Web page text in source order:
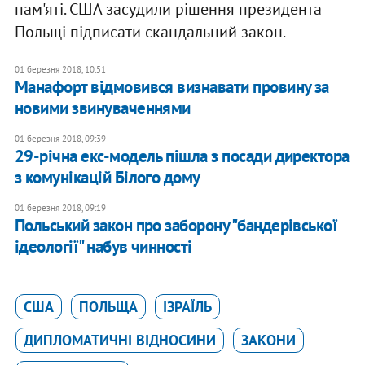
пам'яті. США засудили рішення президента
Польщі підписати скандальний закон.
01 березня 2018, 10:51
Манафорт відмовився визнавати провину за
новими звинуваченнями
01 березня 2018, 09:39
29-річна екс-модель пішла з посади директора
з комунікацій Білого дому
01 березня 2018, 09:19
Польський закон про заборону "бандерівської
ідеології" набув чинності
США ПОЛЬЩА
ІЗРАЇЛЬ
ДИПЛОМАТИЧНІ ВІДНОСИНИ
ЗАКОНИ